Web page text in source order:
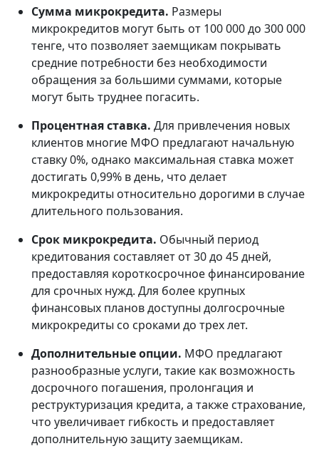
Сумма микрокредита. Размеры
микрокредитов могут быть от 100 000 до 300 000
тенге, что позволяет заемщикам покрывать
средние потребности без необходимости
обращения за большими суммами, которые
могут быть труднее погасить.
Процентная ставка. Для привлечения новых
клиентов многие МФО предлагают начальную
ставку 0%, однако максимальная ставка может
достигать 0,99% в день, что делает
микрокредиты относительно дорогими в случае
длительного пользования.
Срок микрокредита. Обычный период
кредитования составляет от 30 до 45 дней,
предоставляя короткосрочное финансирование
для срочных нужд. Для более крупных
финансовых планов доступны долгосрочные
микрокредиты со сроками до трех лет.
Дополнительные опции. МФО предлагают
разнообразные услуги, такие как возможность
досрочного погашения, пролонгация и
реструктуризация кредита, а также страхование,
что увеличивает гибкость и предоставляет
дополнительную защиту заемщикам.